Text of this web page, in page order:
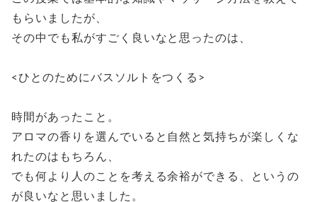
もらいましたが、
その中でも私がすごく良いなと思ったのは、
<ひとのためにバスソルトをつくる>
時間があったこと。
アロマの香りを選んでいると自然と気持ちが楽しくな
れたのはもちろん、
でも何より人のことを考える余裕ができる、というの
が良いなと思いました。